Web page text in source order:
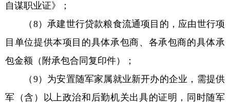
自谋职业证》；
（8）承建世行贷款粮食流通项目的，应由世行项
目单位提供本项目的具体承包商、各承包商的具体承
包金额（附承包合同复印件）；
（9）为安置随军家属就业新开办的企业，需提供
军（含）以上政治和后勤机关出具的证明，同时随军